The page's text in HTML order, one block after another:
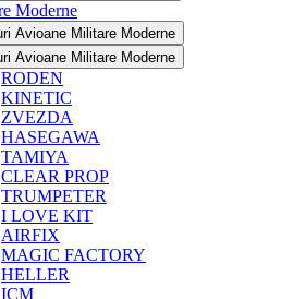
Moderne
Avioane Militare Moderne
Avioane Militare Moderne
RODEN
KINETIC
ZVEZDA
HASEGAWA
TAMIYA
CLEAR PROP
TRUMPETER
I LOVE KIT
AIRFIX
MAGIC FACTORY
HELLER
ICM